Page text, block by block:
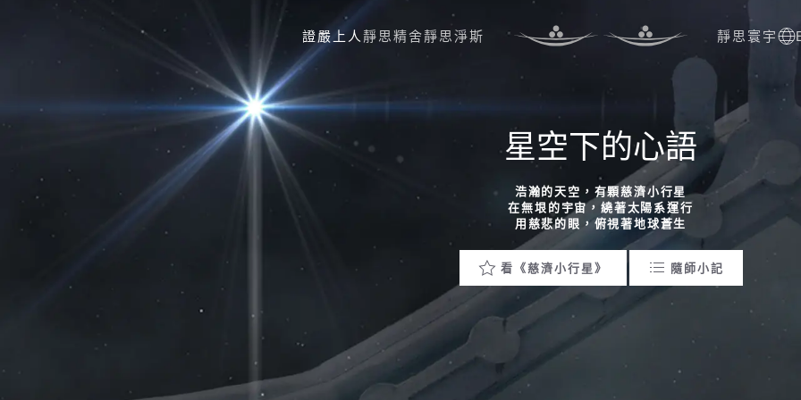
證嚴上人 靜思精舍靜思淨斯 靜思寰宇
星空下的心語
浩瀚的天空，有顆慈濟小行星
在無垠的宇宙，繞著太陽系運行
用慈悲的眼，俯視著地球蒼生
看《慈濟小行星》 隨師小記